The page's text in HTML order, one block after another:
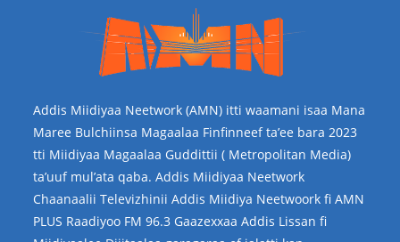
Addis Miidiyaa Neetwork (AMN) itti waamani isaa Mana
Maree Bulchiinsa Magaalaa Finfinneef ta’ee bara 2023
tti Miidiyaa Magaalaa Guddittii ( Metropolitan Media)
ta’uuf mul’ata qaba. Addis Miidiyaa Neetwork
Chaanaalii Televizhinii Addis Miidiya Neetwoork fi AMN
PLUS Raadiyoo FM 96.3 Gaazexxaa Addis Lissan fi